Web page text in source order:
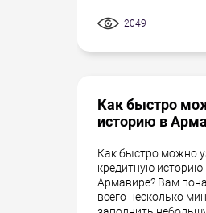
2049
Как быстро
историю в
Как быстро можно
кредитную историю
Армавире? Вам
всего несколько